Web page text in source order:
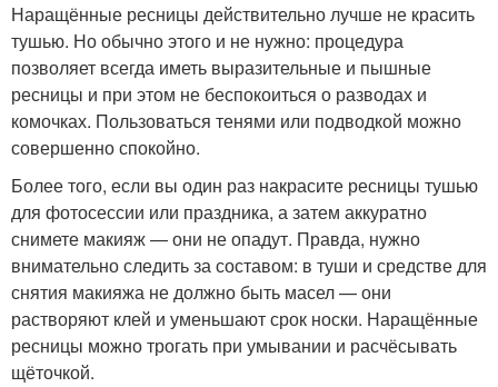
Наращённые ресницы действительно лучше не красить
тушью. Но обычно этого и не нужно: процедура
позволяет всегда иметь выразительные и пышные
ресницы и при этом не беспокоиться о разводах и
комочках. Пользоваться тенями или подводкой можно
совершенно спокойно.
Более того, если вы один раз накрасите ресницы тушью
для фотосессии или праздника, а затем аккуратно
снимете макияж — они не опадут. Правда, нужно
внимательно следить за составом: в туши и средстве для
снятия макияжа не должно быть масел — они
растворяют клей и уменьшают срок носки. Наращённые
ресницы можно трогать при умывании и расчёсывать
щёточкой.